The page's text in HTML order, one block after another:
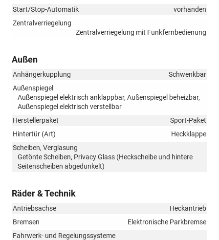
Start/Stop-Automatik
vorhanden
Zentralverriegelung
Zentralverriegelung mit Funkfernbedienung
Außen
Anhängerkupplung
Schwenkbar
Außenspiegel
Außenspiegel elektrisch anklappbar, Außenspiegel beheizbar,
Außenspiegel elektrisch verstellbar
Herstellerpaket
Sport-Paket
Hintertür (Art)
Heckklappe
Scheiben, Verglasung
Getönte Scheiben, Privacy Glass (Heckscheibe und hintere
Seitenscheiben abgedunkelt)
Räder & Technik
Antriebsachse
Heckantrieb
Bremsen
Elektronische Parkbremse
Fahrwerk- und Regelungssysteme